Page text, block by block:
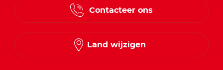
Contacteer ons
Land wijzigen